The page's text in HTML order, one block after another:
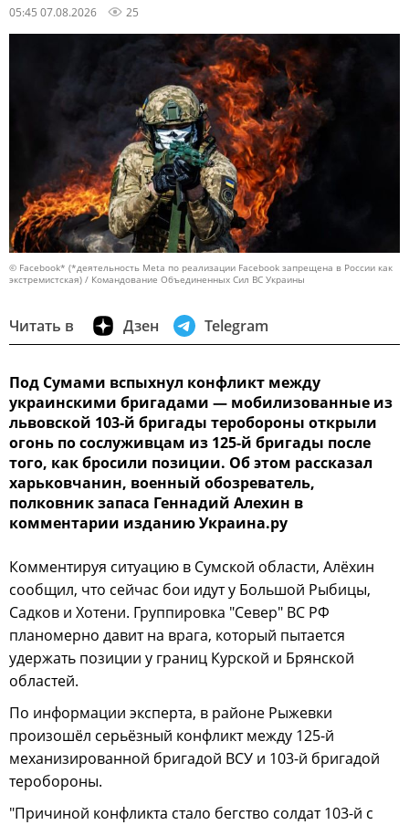
05:45 07.08.2026 25
© Facebook* (*деятельность Meta по реализации Facebook запрещена в России как
экстремистская) / Командование Объединенных Сил ВС Украины
Читать в Дзен Telegram
Под Сумами вспыхнул конфликт между
украинскими бригадами — мобилизованные из
львовской 103-й бригады теробороны открыли
огонь по сослуживцам из 125-й бригады после
того, как бросили позиции. Об этом рассказал
харьковчанин, военный обозреватель,
полковник запаса Геннадий Алехин в
комментарии изданию Украина.ру
Комментируя ситуацию в Сумской области, Алёхин
сообщил, что сейчас бои идут у Большой Рыбицы,
Садков и Хотени. Группировка "Север" ВС РФ
планомерно давит на врага, который пытается
удержать позиции у границ Курской и Брянской
областей.
По информации эксперта, в районе Рыжевки
произошёл серьёзный конфликт между 125-й
механизированной бригадой ВСУ и 103-й бригадой
теробороны.
"Причиной конфликта стало бегство солдат 103-й с